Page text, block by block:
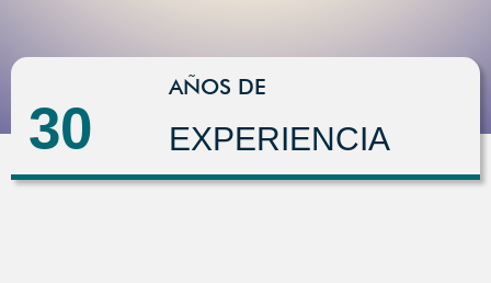
30
AÑOS DE
EXPERIENCIA